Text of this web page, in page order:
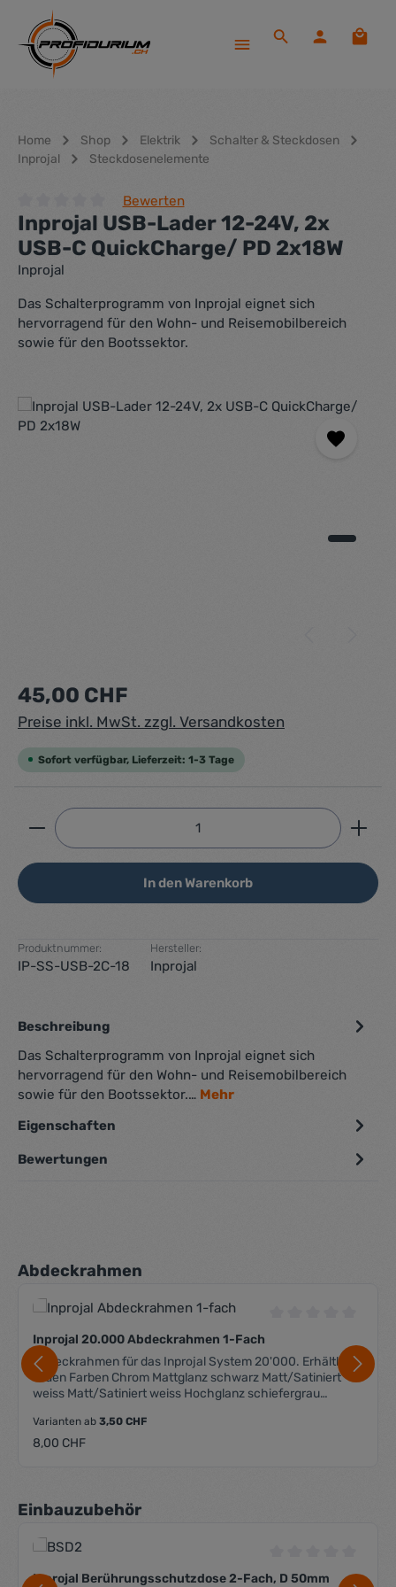
Zum Hauptinhalt springen
Home Shop Elektrik
Schalter & Steckdosen
Inprojal
Steckdosenelemente
Durchschnittliche Bewertung von 0 von 5 Sternen
Bewerten
Inprojal USB-Lader 12-24V, 2x
USB-C QuickCharge/ PD 2x18W
Inprojal
Das Schalterprogramm von Inprojal eignet sich
hervorragend für den Wohn- und Reisemobilbereich
sowie für den Bootssektor.
Bildergalerie überspringen
Regulärer Preis:
45,00 CHF
Preise inkl. MwSt. zzgl. Versandkosten
Sofort verfügbar, Lieferzeit: 1-3 Tage
Produkt Anzahl: Gib den gewünschten Wert ein
In den Warenkorb
Produktnummer:
IP-SS-USB-2C-18
Hersteller:
Inprojal
Beschreibung
Das Schalterprogramm von Inprojal eignet sich
hervorragend für den Wohn- und Reisemobilbereich
sowie für den Bootssektor.… Mehr
Eigenschaften
Bewertungen
Produktgalerie überspringen
Abdeckrahmen
Inprojal 20.000 Abdeckrahmen 1-Fach
Abdeckrahmen für das Inprojal System 20'000. Erhältlich
in den Farben Chrom Mattglanz schwarz Matt/Satiniert
weiss Matt/Satiniert weiss Hochglanz schiefergrau
Varianten ab 3,50 CHF
Regulärer Preis:
8,00 CHF
Produktgalerie überspringen
Einbauzubehör
Durchschnittliche
Inprojal Berührungsschutzdose 2-Fach, D 50mm